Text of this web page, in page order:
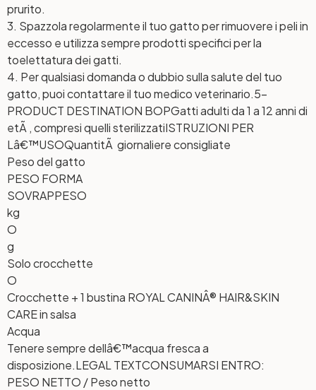
prurito.
3. Spazzola regolarmente il tuo gatto per rimuovere i peli in
eccesso e utilizza sempre prodotti specifici per la
toelettatura dei gatti.
4. Per qualsiasi domanda o dubbio sulla salute del tuo
gatto, puoi contattare il tuo medico veterinario.5-
PRODUCT DESTINATION BOPGatti adulti da 1 a 12 anni di
etÃ , compresi quelli sterilizzatiISTRUZIONI PER
Lâ€™USOQuantitÃ giornaliere consigliate
Peso del gatto
PESO FORMA
SOVRAPPESO
kg
O
g
Solo crocchette
O
Crocchette + 1 bustina ROYAL CANINÂ® HAIR&SKIN
CARE in salsa
Acqua
Tenere sempre dellâ€™acqua fresca a
disposizione.LEGAL TEXTCONSUMARSI ENTRO:
PESO NETTO / Peso netto